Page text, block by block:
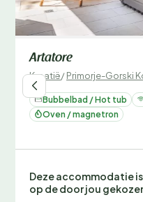
Artatore
Kroatië/Primorje-Gorski
Bubbelbad / Hot tub
Oven / magnetron
Deze accommodatie
op de door jou